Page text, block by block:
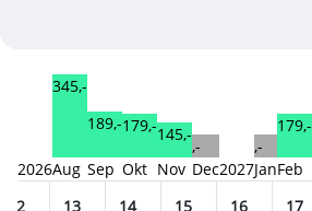
2026
345,-
Aug
189,-
Sep
179,-
Okt
145,-
Nov
,-
Dec2027
,-
Jan
179,-
Feb
12
13
14
15
16
17